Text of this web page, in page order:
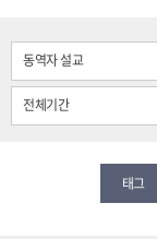
동역자 설교
전체기간
태그